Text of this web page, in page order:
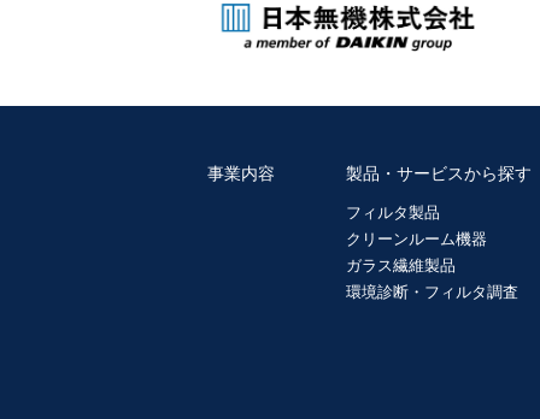
事業内容 製品・サービスから探す
フィルタ製品
クリーンルーム機器
ガラス繊維製品
環境診断・フィルタ調査